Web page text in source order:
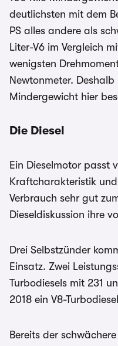
deutlichsten mit dem
PS alles andere als
Liter-V6 im Vergleich
wenigsten
Newtonmeter.
Mindergewicht hier
Die Diesel
Ein Dieselmotor passt
Kraftcharakteristik
Verbrauch sehr gut
Dieseldiskussion ihre
Drei Selbstzünder
Einsatz. Zwei
Turbodiesels mit 231
2018 ein V8-
Bereits der